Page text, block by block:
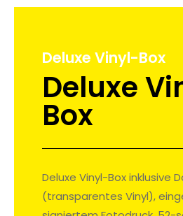
Deluxe Vinyl-Box
Deluxe
Box
Deluxe Vinyl-Box inklusive
(transparentes Vinyl),